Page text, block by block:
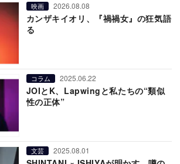
映画 2026.08.08
カンザキイオリ、『禍禍女』の狂気語
る
コラム 2025.06.22
JOIとK、Lapwingと私たちの“類似
性の正体”
文芸 2025.08.01